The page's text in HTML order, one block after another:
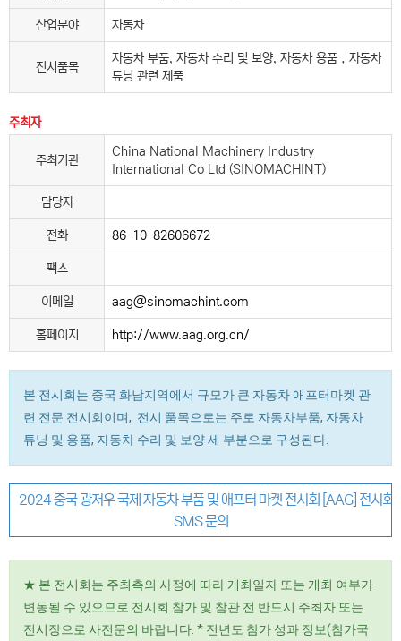
산업분야 자동차
전시품목
자동차 부품, 자동차 수리 및 보양, 자동차 용품，자동차
튜닝 관련 제품
주최자
주최기관
China National Machinery Industry
International Co Ltd (SINOMACHINT)
담당자
전화 86-10-82606672
팩스
이메일 aag@sinomachint.com
홈페이지 http://www.aag.org.cn/
본 전시회는 중국 화남지역에서 규모가 큰 자동차 애프터마켓 관
련 전문 전시회이며, 전시 품목으로는 주로 자동차부품, 자동차
튜닝 및 용품, 자동차 수리 및 보양 세 부분으로 구성된다.
2024 중국 광저우 국제 자동차 부품 및 애프터 마켓 전시회 [AAG] 전시회
SMS 문의
★ 본 전시회는 주최측의 사정에 따라 개최일자 또는 개최 여부가
변동될 수 있으므로 전시회 참가 및 참관 전 반드시 주최자 또는
전시장으로 사전문의 바랍니다. * 전년도 참가 성과 정보(참가국